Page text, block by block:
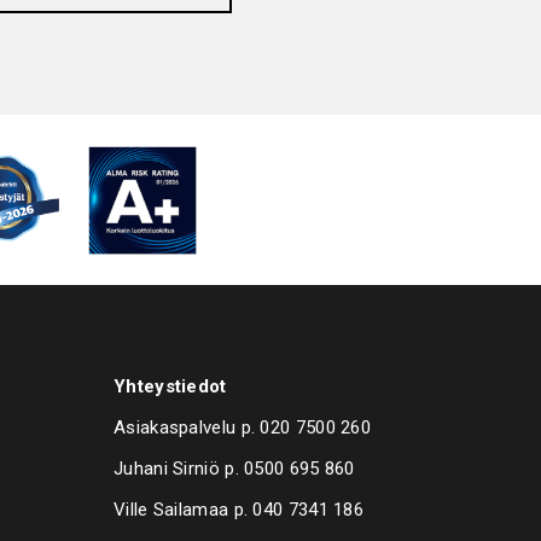
Yhteystiedot
Asiakaspalvelu p.020 7500 260
Juhani Sirniö p.0500 695 860
Ville Sailamaa p.040 7341 186